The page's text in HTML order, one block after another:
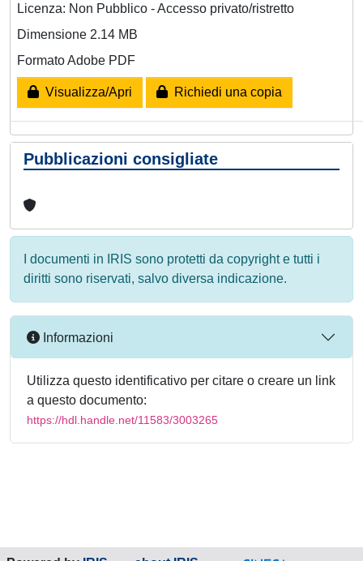
Licenza: Non Pubblico - Accesso privato/ristretto
Dimensione 2.14 MB
Formato Adobe PDF
Visualizza/Apri Richiedi una copia
Pubblicazioni consigliate
I documenti in IRIS sono protetti da copyright e tutti i
diritti sono riservati, salvo diversa indicazione.
Informazioni
Utilizza questo identificativo per citare o creare un link
a questo documento:
https://hdl.handle.net/11583/3003265